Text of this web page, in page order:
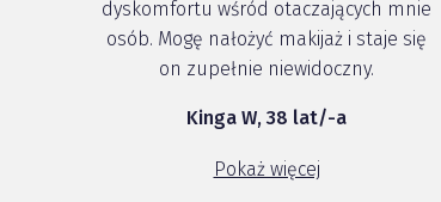
dyskomfortu wśród otaczających mnie
osób. Mogę nałożyć makijaż i staje się
on zupełnie niewidoczny.
Kinga W, 38 lat/-a
Pokaż więcej